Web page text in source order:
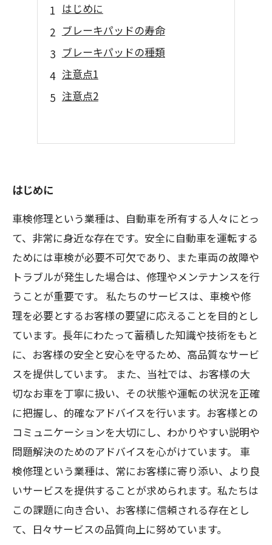
はじめに
ブレーキパッドの寿命
ブレーキパッドの種類
注意点1
注意点2
はじめに
車検修理という業種は、自動車を所有する人々にとっ
て、非常に身近な存在です。安全に自動車を運転する
ためには車検が必要不可欠であり、また車両の故障や
トラブルが発生した場合は、修理やメンテナンスを行
うことが重要です。 私たちのサービスは、車検や修
理を必要とするお客様の要望に応えることを目的とし
ています。長年にわたって蓄積した知識や技術をもと
に、お客様の安全と安心を守るため、高品質なサービ
スを提供しています。 また、当社では、お客様の大
切なお車を丁寧に扱い、その状態や運転の状況を正確
に把握し、的確なアドバイスを行います。お客様との
コミュニケーションを大切にし、わかりやすい説明や
問題解決のためのアドバイスを心がけています。 車
検修理という業種は、常にお客様に寄り添い、より良
いサービスを提供することが求められます。私たちは
この課題に向き合い、お客様に信頼される存在とし
て、日々サービスの品質向上に努めています。